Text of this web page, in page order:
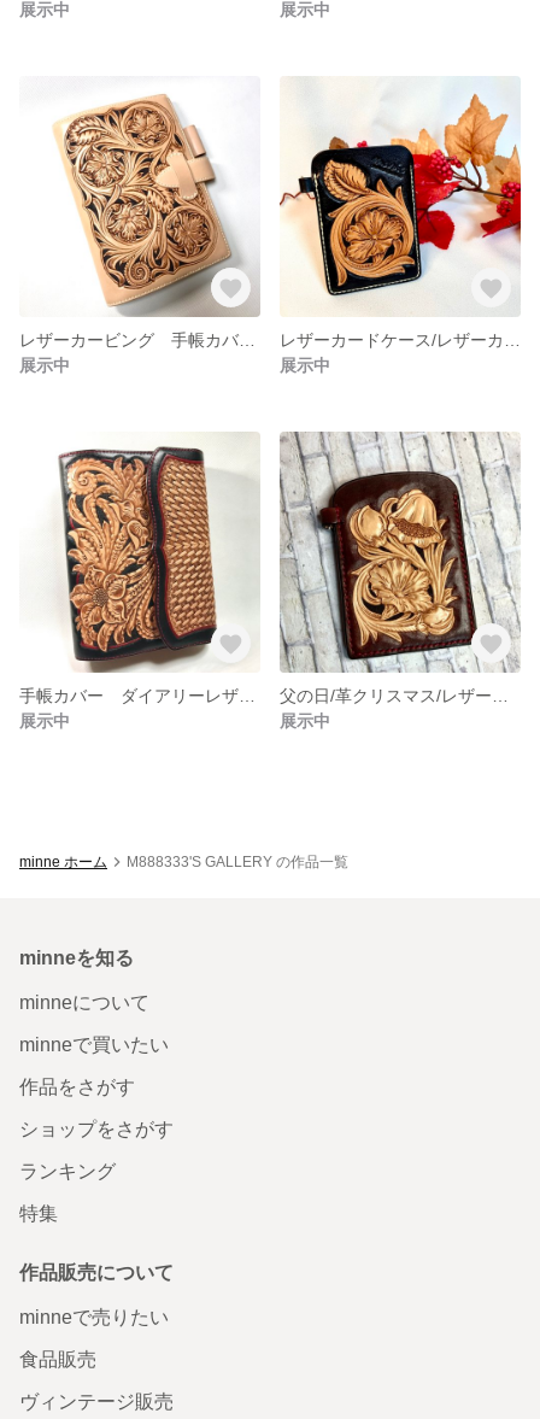
展示中 展示中
レザーカービング 手帳カバー ダイアリーケース ノートカバー レザーケース 革小物
展示中
展示中
展示中
展示中
minne ホーム M888333'S GALLERY の作品一覧
minneを知る
minneについて
minneで買いたい
作品をさがす
ショップをさがす
ランキング
特集
作品販売について
minneで売りたい
食品販売
ヴィンテージ販売